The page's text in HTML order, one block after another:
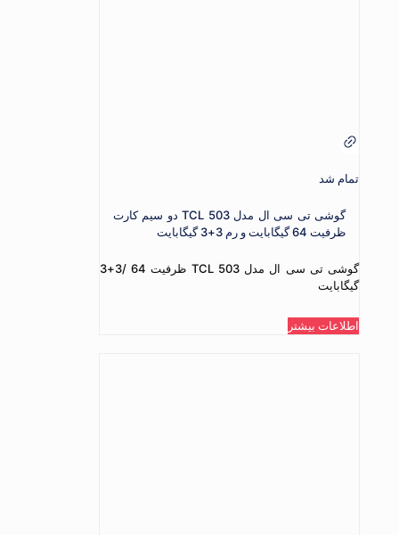
تمام شد
گوشی تی سی ال مدل TCL 503 دو سیم کارت
ظرفیت 64 گیگابایت و رم 3+3 گیگابایت
گوشی تی سی ال مدل TCL 503 ظرفیت 64 /3+3
گیگابایت
اطلاعات بیشتر